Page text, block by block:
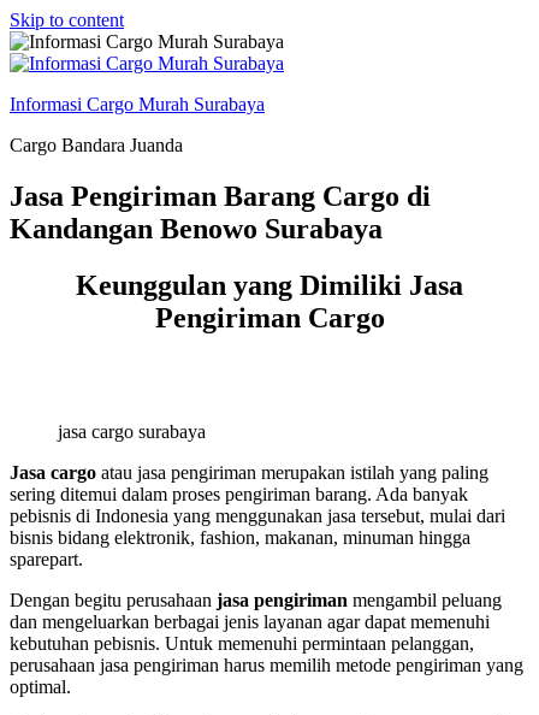
Skip to content
Informasi Cargo Murah Surabaya
Cargo Bandara Juanda
Jasa Pengiriman Barang Cargo di
Kandangan Benowo Surabaya
Keunggulan yang Dimiliki Jasa
Pengiriman Cargo
jasa cargo surabaya
Jasa cargo atau jasa pengiriman merupakan istilah yang paling
sering ditemui dalam proses pengiriman barang. Ada banyak
pebisnis di Indonesia yang menggunakan jasa tersebut, mulai dari
bisnis bidang elektronik, fashion, makanan, minuman hingga
sparepart.
Dengan begitu perusahaan jasa pengiriman mengambil peluang
dan mengeluarkan berbagai jenis layanan agar dapat memenuhi
kebutuhan pebisnis. Untuk memenuhi permintaan pelanggan,
perusahaan jasa pengiriman harus memilih metode pengiriman yang
optimal.